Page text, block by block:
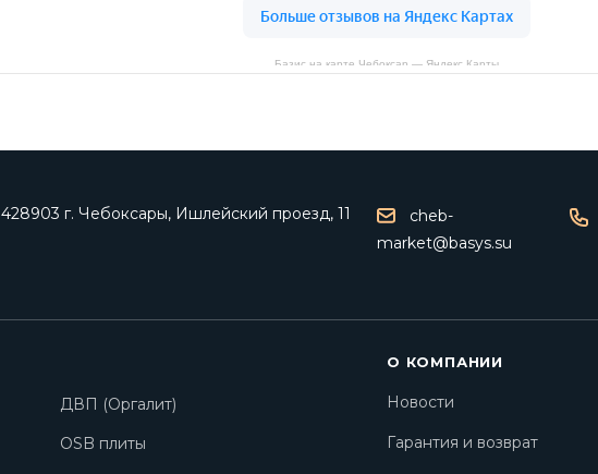
Базис на карте Чебоксар — Яндекс Карты
428903 г. Чебоксары, Ишлейский проезд, 11
cheb-
market@basys.su
ДВП (Оргалит)
OSB плиты
О КОМПАНИИ
Новости
Гарантия и возврат